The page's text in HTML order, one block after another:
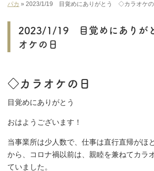
パカ » 2023/1/19 目覚めにありがとう ◇カラオケの
2023/1/19 目覚めにあり
オケの日
◇カラオケの日
目覚めにありがとう
おはようございます！
当事業所は少人数で、仕事は直行直帰がほ
から、コロナ禍以前は、親睦を兼ねてカラ
ていました。